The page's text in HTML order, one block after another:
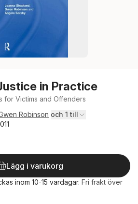
in Practice
for Victims and Offenders
Robinson och 1 till
Lägg i varukorg
inom 10-15 vardagar. Fri frakt över